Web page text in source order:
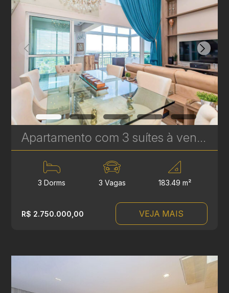
Apartamento com 3 suítes à venda no Ecoville – 183 m² Privativos | Elevador Privativo e Face Norte | Ref. 1744
3 Dorms 3 Vagas 183.49 m²
R$ 2.750.000,00 VEJA MAIS